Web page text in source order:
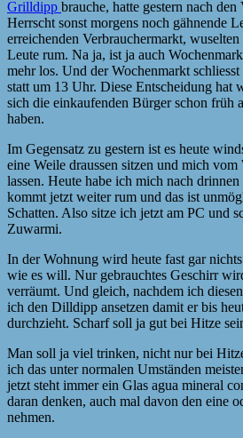
Grilldipp brauche, hatte gestern nach den
Herrscht sonst morgens noch gähnende
erreichenden Verbrauchermarkt,
Leute rum. Na ja, ist ja auch
mehr los. Und der Wochenmarkt
statt um 13 Uhr. Diese Entscheidung hat
sich die einkaufenden Bürger schon früh
haben.
Im Gegensatz zu gestern ist es heute
eine Weile draussen sitzen und mich
lassen. Heute habe ich mich nach
kommt jetzt weiter rum und das ist
Schatten. Also sitze ich jetzt am PC und
Zuwarmi.
In der Wohnung wird heute fast gar nichts
wie es will. Nur gebrauchtes Geschirr
verräumt. Und gleich, nachdem ich
ich den Dilldipp ansetzen damit er bis
durchzieht. Scharf soll ja gut bei Hitze
Man soll ja viel trinken, nicht nur bei
ich das unter normalen Umständen
jetzt steht immer ein Glas agua mineral
daran denken, auch mal davon den eine
nehmen.